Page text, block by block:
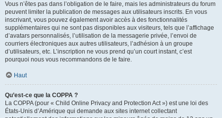
Vous n’êtes pas dans l’obligation de le faire, mais les administrateurs du forum
peuvent limiter la publication de messages aux utilisateurs inscrits. En vous
inscrivant, vous pouvez également avoir accès à des fonctionnalités
supplémentaires qui ne sont pas disponibles aux visiteurs, tels que l’affichage
d’avatars personnalisés, l’utilisation de la messagerie privée, l’envoi de
courriers électroniques aux autres utilisateurs, l’adhésion à un groupe
d’utilisateurs, etc. L’inscription ne vous prend qu’un court instant, c’est
pourquoi nous vous recommandons de le faire.
Haut
Qu’est-ce que la COPPA ?
La COPPA (pour « Child Online Privacy and Protection Act ») est une loi des
États-Unis d’Amérique qui demande aux sites internet collectant